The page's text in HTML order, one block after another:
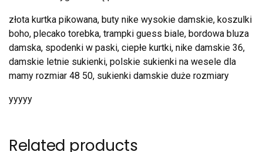
złota kurtka pikowana, buty nike wysokie damskie, koszulki
boho, plecako torebka, trampki guess biale, bordowa bluza
damska, spodenki w paski, ciepłe kurtki, nike damskie 36,
damskie letnie sukienki, polskie sukienki na wesele dla
mamy rozmiar 48 50, sukienki damskie duże rozmiary
yyyyy
Related products